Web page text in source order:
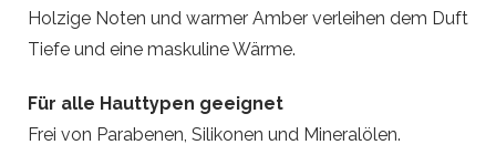
Holzige Noten und warmer Amber verleihen dem Duft
Tiefe und eine maskuline Wärme.
Für alle Hauttypen geeignet
Frei von Parabenen, Silikonen und Mineralölen.